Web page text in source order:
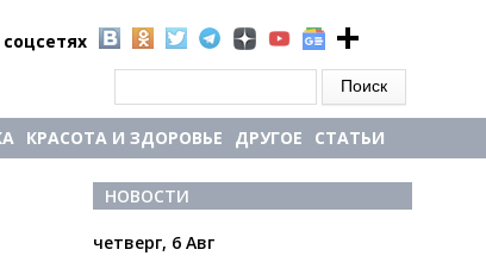
КРАСОТА И ЗДОРОВЬЕ ДРУГОЕ СТАТЬИ
НОВОСТИ
четверг, 6 Авг